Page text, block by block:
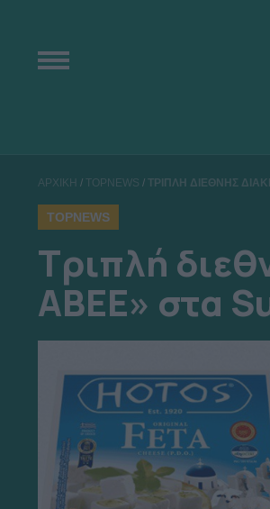
ΑΡΧΙΚΗ / TOPNEWS / ΤΡΙΠΛΗ ΔΙΕΘΝΗΣ
TOPNEWS
Τριπλή
ΑΒΕΕ» στα